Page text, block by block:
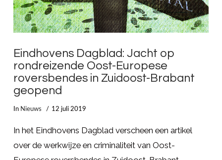
Eindhovens Dagblad: Jacht op
rondreizende Oost-Europese
roversbendes in Zuidoost-Brabant
geopend
In Nieuws 12 juli 2019
In het Eindhovens Dagblad verscheen een artikel
over de werkwijze en criminaliteit van Oost-